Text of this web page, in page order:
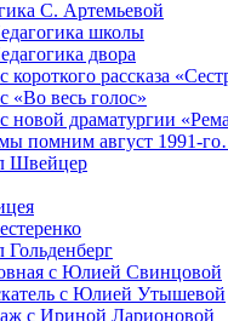
С. Артемьевой
школы
двора
короткого рассказа
«Во весь голос»
новой драматургии
помним август 1991-
Швейцер
с Юлией Свинцовой
с Юлией Утышевой
с Ириной Ларионовой